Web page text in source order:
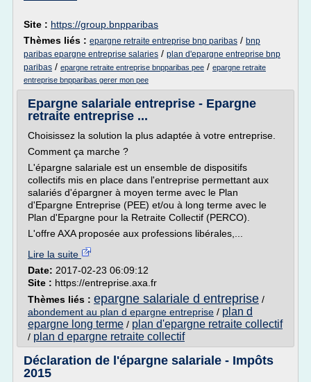
Site : https://group.bnpparibas
Thèmes liés : epargne retraite entreprise bnp paribas / bnp
paribas epargne entreprise salaries / plan d'epargne entreprise bnp
paribas / epargne retraite entreprise bnpparibas pee / epargne retraite
entreprise bnpparibas gerer mon pee
Epargne salariale entreprise - Epargne
retraite entreprise ...
Choisissez la solution la plus adaptée à votre entreprise.
Comment ça marche ?
L'épargne salariale est un ensemble de dispositifs
collectifs mis en place dans l'entreprise permettant aux
salariés d'épargner à moyen terme avec le Plan
d'Epargne Entreprise (PEE) et/ou à long terme avec le
Plan d'Epargne pour la Retraite Collectif (PERCO).
L'offre AXA proposée aux professions libérales,...
Lire la suite
Date: 2017-02-23 06:09:12
Site : https://entreprise.axa.fr
Thèmes liés : epargne salariale d entreprise /
abondement au plan d epargne entreprise / plan d
epargne long terme / plan d'epargne retraite collectif
/ plan d epargne retraite collectif
Déclaration de l'épargne salariale - Impôts
2015